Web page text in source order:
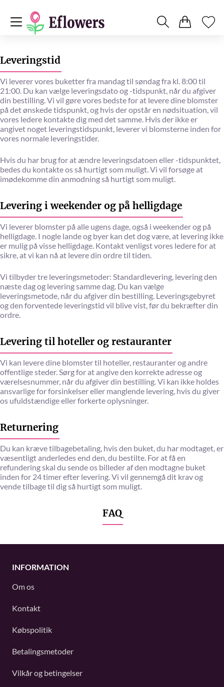
Leveringstid
Vi leverer vores buketter fra mandag til søndag fra kl. 8:00 til
21:00. Du kan vælge leveringsdato og -tidspunkt, når du afgiver
din bestilling. Vi vil gøre vores bedste for at levere dine blomster
på det ønskede tidspunkt, og hvis der opstår en nødsituation, vil
vores ledere kontakte dig med det samme. Hvis der ikke er
angivet noget leveringstidspunkt, leverer vi blomsterne inden for
vores normale leveringstider.
Hvis du har brug for at ændre leveringsdatoen eller -tidspunktet,
bedes du kontakte os så hurtigt som muligt. Vi vil forsøge at
imødekomme din anmodning så hurtigt som muligt.
Levering i weekender og på helligdage
Vi leverer blomster på alle ugens dage, også i weekender og på
helligdage. I nogle lande og byer kan det dog være, at levering ikke
er mulig på visse helligdage. Kontakt venligst vores ledere for at
sikre, at vi kan nå at levere din ordre til tiden.
Vi tilbyder tre leveringsmetoder: Standardlevering, levering den
næste dag og levering samme dag. Du kan vælge
leveringsmetode, når du afgiver din bestilling. Leveringsgebyret
og den forventede leveringstid vil blive vist, før du bekræfter din
ordre.
Levering til hoteller og restauranter
Vi kan levere dine blomster til hoteller, restauranter og andre
offentlige steder. Sørg for at angive den korrekte adresse og
værelsesnummer, når du afgiver din bestilling. Vi kan ikke holdes
ansvarlige for forsinkelser eller manglende levering, hvis du giver
os ufuldstændige eller forkerte oplysninger.
Returnering
Du kan kræve tilbagebetaling, hvis den buket, du har modtaget, er
væsentligt anderledes end den, du bestilte. For at få en
refundering skal du sende os billeder af den modtagne buket
inden for 24 timer efter levering. Vi vil gennemgå dit krav og
vende tilbage til dig så hurtigt som muligt.
FAQ
INFORMATION
Om os
Kontakt
Købspolitik
Betalingsmetoder
Vilkår og betingelser